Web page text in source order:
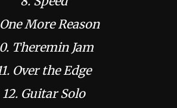
More Reason
Theremin Jam
Over the Edge
12. Guitar Solo